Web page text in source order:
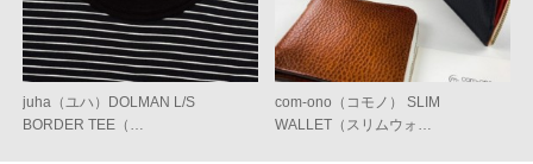
juha（ユハ）DOLMAN L/S
BORDER TEE（…
com-ono（コモノ） SLIM
WALLET（スリムウォ…